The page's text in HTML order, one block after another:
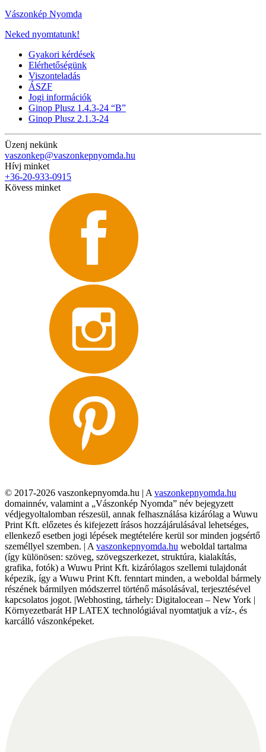
Vászonkép Nyomda
Neked nyomtatunk!
Gyakori kérdések
Elérhetőségünk
Viszonteladás
ÁSZF
Jogi információk
Ginop Plusz 1.4.3-24 “B”
Ginop Plusz 2.1.3-24
Üzenj nekünk
vaszonkep@vaszonkepnyomda.hu
Hívj minket
+36-20-933-0915
Kövess minket
© 2017-2026 vaszonkepnyomda.hu | A vaszonkepnyomda.hu
domainnév, valamint a „Vászonkép Nyomda” név bejegyzett
védjegyoltalomban részesül, annak felhasználása kizárólag a Wuwu
Print Kft. előzetes és kifejezett írásos hozzájárulásával lehetséges,
ellenkező esetben jogi lépések megtételére kerül sor minden jogsértő
személlyel szemben. | A vaszonkepnyomda.hu weboldal tartalma
(így különösen: szöveg, szövegszerkezet, struktúra, kialakítás,
grafika, fotók) a Wuwu Print Kft. kizárólagos szellemi tulajdonát
képezik, így a Wuwu Print Kft. fenntart minden, a weboldal bármely
részének bármilyen módszerrel történő másolásával, terjesztésével
kapcsolatos jogot. |Webhosting, tárhely: Digitalocean – New York |
Környezetbarát HP LATEX technológiával nyomtatjuk a víz-, és
karcálló vászonképeket.